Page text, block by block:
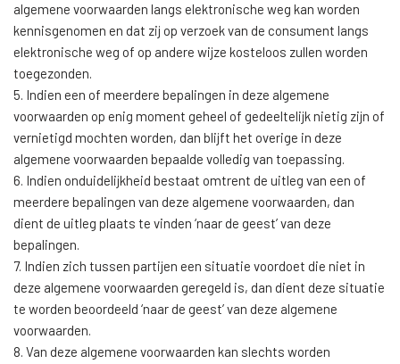
algemene voorwaarden langs elektronische weg kan worden
kennisgenomen en dat zij op verzoek van de consument langs
elektronische weg of op andere wijze kosteloos zullen worden
toegezonden.
5. Indien een of meerdere bepalingen in deze algemene
voorwaarden op enig moment geheel of gedeeltelijk nietig zijn of
vernietigd mochten worden, dan blijft het overige in deze
algemene voorwaarden bepaalde volledig van toepassing.
6. Indien onduidelijkheid bestaat omtrent de uitleg van een of
meerdere bepalingen van deze algemene voorwaarden, dan
dient de uitleg plaats te vinden ‘naar de geest’ van deze
bepalingen.
7. Indien zich tussen partijen een situatie voordoet die niet in
deze algemene voorwaarden geregeld is, dan dient deze situatie
te worden beoordeeld ‘naar de geest’ van deze algemene
voorwaarden.
8. Van deze algemene voorwaarden kan slechts worden